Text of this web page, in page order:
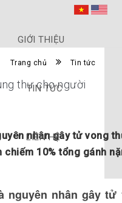
GIỚI THIỆU
TIN TỨC
LIÊN HỆ
Trang chủ Tin tức
thư cho người
nhân gây tử vong
chiếm 10% tổng gánh
nguyên nhân gây